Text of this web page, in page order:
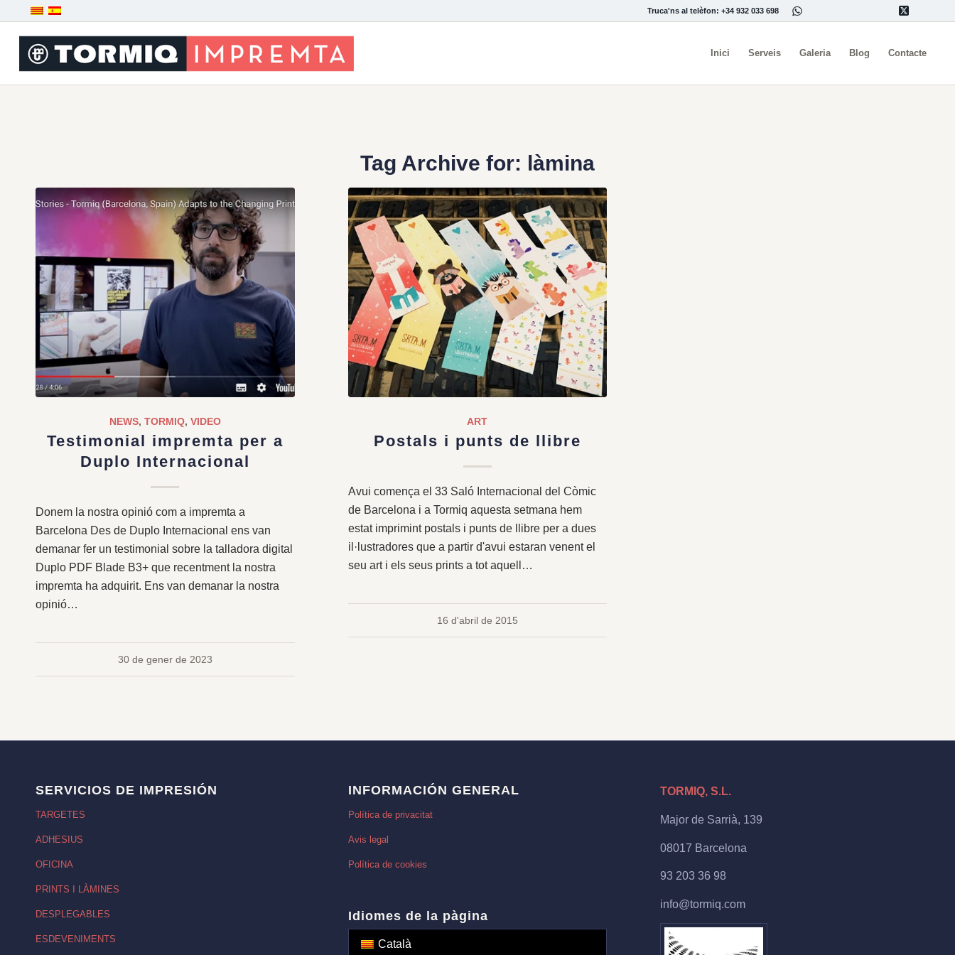
Truca'ns al telèfon: +34 932 033 698
Inici Serveis Galeria Blog Contacte
Tag Archive for: làmina
NEWS, TORMIQ, VIDEO
Testimonial impremta per a
Duplo Internacional
Donem la nostra opinió com a impremta a
Barcelona Des de Duplo Internacional ens van
demanar fer un testimonial sobre la talladora digital
Duplo PDF Blade B3+ que recentment la nostra
impremta ha adquirit. Ens van demanar la nostra
opinió…
30 de gener de 2023
ART
Postals i punts de llibre
Avui comença el 33 Saló Internacional del Còmic
de Barcelona i a Tormiq aquesta setmana hem
estat imprimint postals i punts de llibre per a dues
il·lustradores que a partir d'avui estaran venent el
seu art i els seus prints a tot aquell…
16 d'abril de 2015
SERVICIOS DE IMPRESIÓN
TARGETES
ADHESIUS
OFICINA
PRINTS I LÀMINES
DESPLEGABLES
ESDEVENIMENTS
INFORMACIÓN GENERAL
Política de privacitat
Avis legal
Política de cookies
Idiomes de la pàgina
Català
TORMIQ, S.L.
Major de Sarrià, 139
08017 Barcelona
93 203 36 98
info@tormiq.com